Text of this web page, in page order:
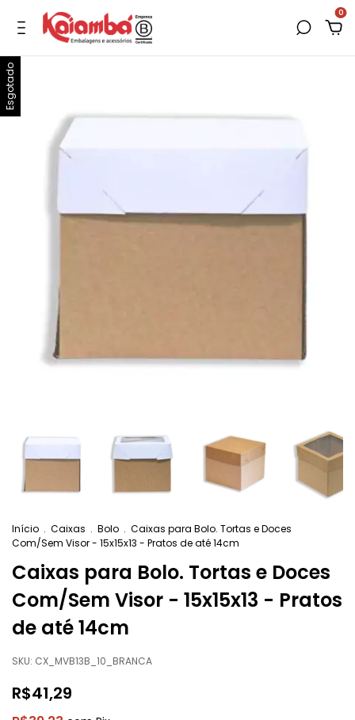
0
Esgotado
Início . Caixas . Bolo . Caixas para Bolo. Tortas e Doces
Com/Sem Visor - 15x15x13 - Pratos de até 14cm
Caixas para Bolo. Tortas e Doces
Com/Sem Visor - 15x15x13 - Pratos
de até 14cm
SKU: CX_MVB13B_10_BRANCA
R$41,29